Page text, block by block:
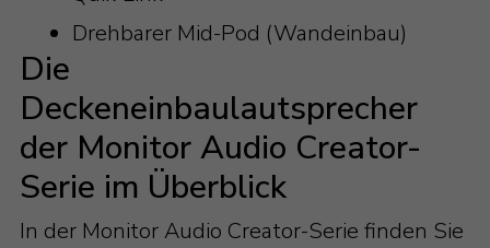
Drehbarer Mid-Pod (Wandeinbau)
Die
Deckeneinbaulautsprecher
der Monitor Audio Creator-
Serie im Überblick
In der Monitor Audio Creator-Serie finden Sie